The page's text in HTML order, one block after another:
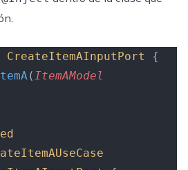
CreateItemAInputPort
{
(ItemAModel